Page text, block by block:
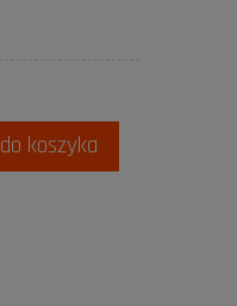
do koszyka